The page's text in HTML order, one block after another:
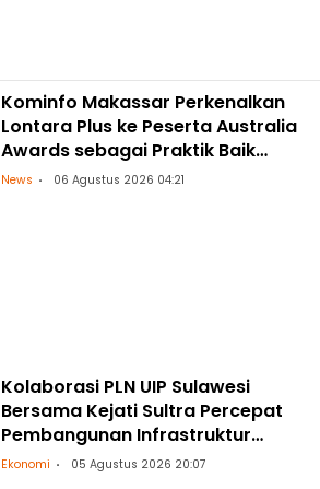
Kominfo Makassar Perkenalkan
Lontara Plus ke Peserta Australia
Awards sebagai Praktik Baik
Transformasi Digital
News 06 Agustus 2026 04:21
Kolaborasi PLN UIP Sulawesi
Bersama Kejati Sultra Percepat
Pembangunan Infrastruktur
Ketenagalistrikan
Ekonomi 05 Agustus 2026 20:07